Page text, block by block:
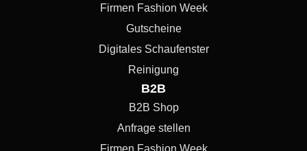
Firmen Fashion Week
Gutscheine
Digitales Schaufenster
Reinigung
B2B
B2B Shop
Anfrage stellen